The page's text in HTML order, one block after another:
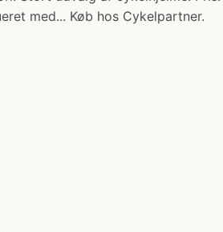
med... Køb hos Cykelpartner.